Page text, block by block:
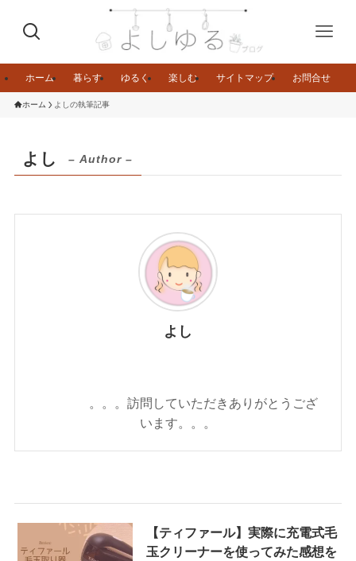
ホーム 暮らす ゆるく 楽しむ サイトマップ お問合せ
ホーム よしの執筆記事
よし – Author –
よし
。。。訪問していただきありがとうござ
います。。。
【ティファール】実際に充電式毛
玉クリーナーを使ってみた感想を